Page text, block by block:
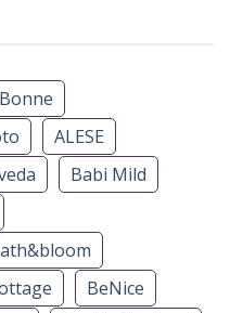
ALESE
Babi Mild
BeNice